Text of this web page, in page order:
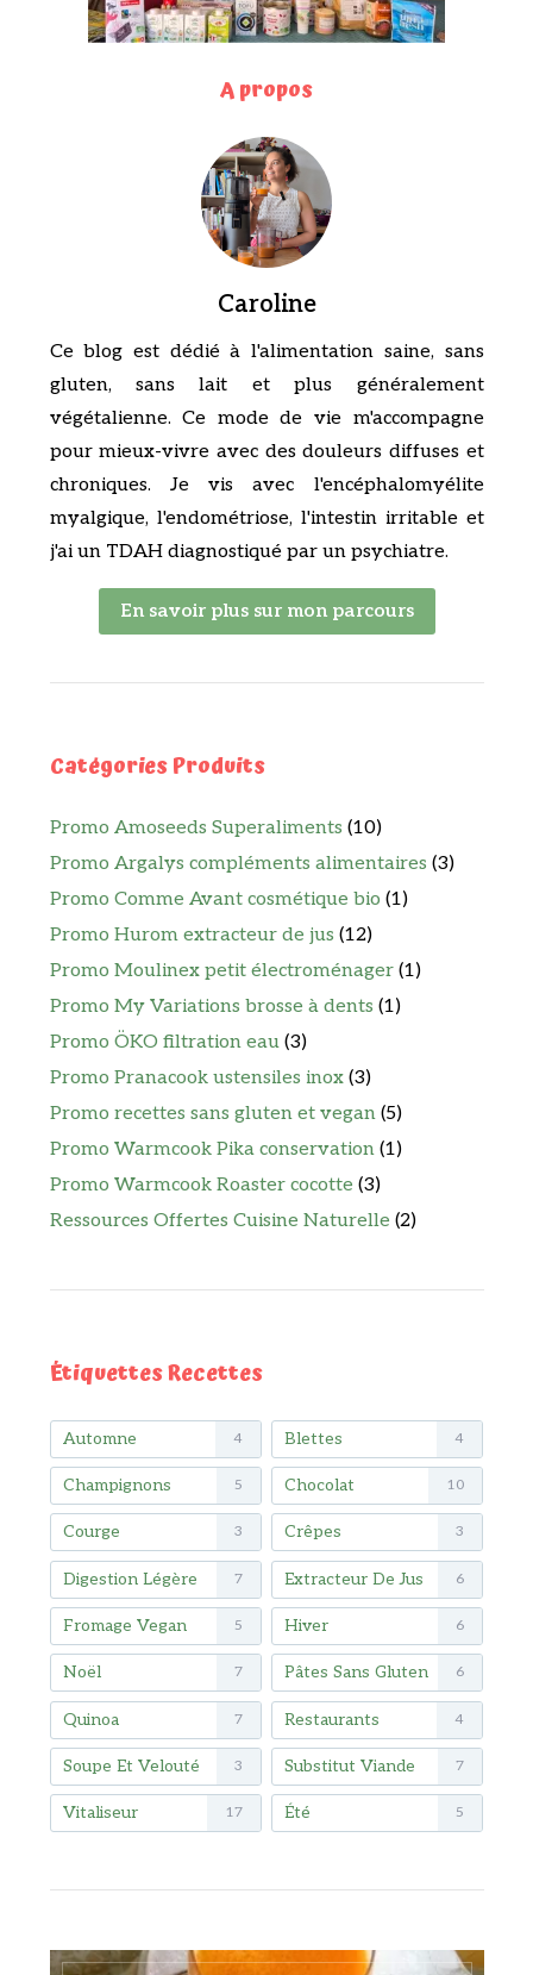
A propos
Caroline
Ce blog est dédié à l'alimentation saine, sans
gluten, sans lait et plus généralement
végétalienne. Ce mode de vie m'accompagne
pour mieux-vivre avec des douleurs diffuses et
chroniques. Je vis avec l'encéphalomyélite
myalgique, l'endométriose, l'intestin irritable et
j'ai un TDAH diagnostiqué par un psychiatre.
En savoir plus sur mon parcours
Catégories Produits
Promo Amoseeds Superaliments (10)
Promo Argalys compléments alimentaires (3)
Promo Comme Avant cosmétique bio (1)
Promo Hurom extracteur de jus (12)
Promo Moulinex petit électroménager (1)
Promo My Variations brosse à dents (1)
Promo ÖKO filtration eau (3)
Promo Pranacook ustensiles inox (3)
Promo recettes sans gluten et vegan (5)
Promo Warmcook Pika conservation (1)
Promo Warmcook Roaster cocotte (3)
Ressources Offertes Cuisine Naturelle (2)
Étiquettes Recettes
Automne 4 Blettes 4
Champignons 5 Chocolat 10
Courge 3 Crêpes 3
Digestion Légère 7 Extracteur De Jus 6
Fromage Vegan 5 Hiver 6
Noël 7 Pâtes Sans Gluten 6
Quinoa 7 Restaurants 4
Soupe Et Velouté 3 Substitut Viande 7
Vitaliseur 17 Été 5